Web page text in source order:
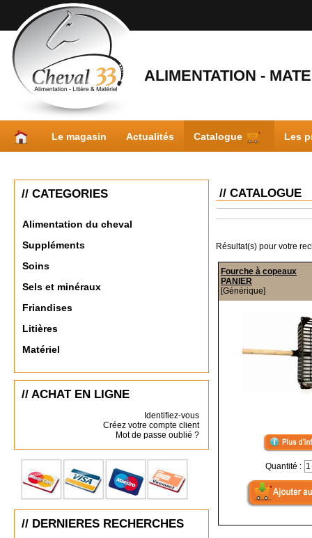
ALIMENTATION -
Le magasin Actualités Catalogue Les
// CATEGORIES
Alimentation du cheval
Suppléments
Soins
Sels et minéraux
Friandises
Litières
Matériel
// ACHAT EN LIGNE
Identifiez-vous
Créez votre compte client
Mot de passe oublié ?
// DERNIERES RECHERCHES
// CATALOGUE
Résultat(s) pour votre
Fourche à copeaux
PANIER
[Générique]
Quantité :